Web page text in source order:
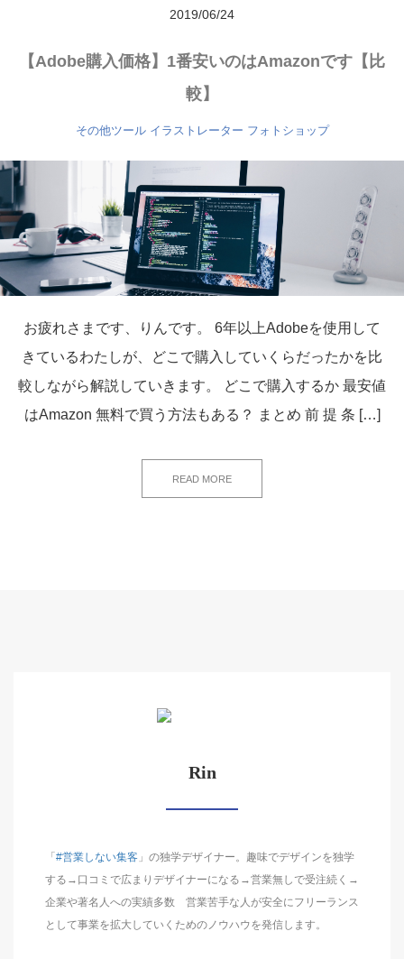
2019/06/24
【Adobe購入価格】1番安いのはAmazonです【比
較】
その他ツール イラストレーター フォトショップ
お疲れさまです、りんです。 6年以上Adobeを使用して
きているわたしが、どこで購入していくらだったかを比
較しながら解説していきます。 どこで購入するか 最安値
はAmazon 無料で買う方法もある？ まとめ 前 提 条 […]
READ MORE
Rin
「 #営業しない集客 」の独学デザイナー。趣味でデザインを独学
する→口コミで広まりデザイナーになる→営業無しで受注続く→
企業や著名人への実績多数 営業苦手な人が安全にフリーランス
として事業を拡大していくためのノウハウを発信します。